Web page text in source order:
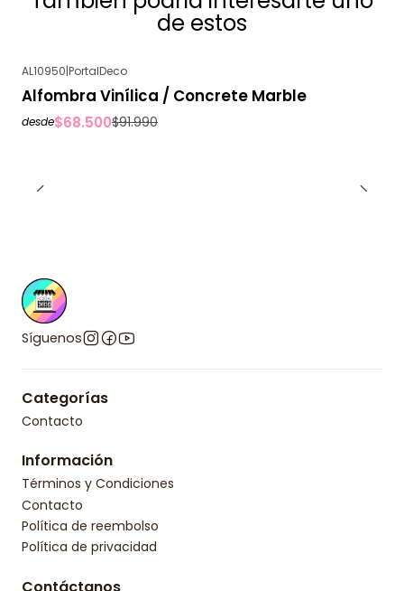
de estos
AL10950|PortalDeco
Alfombra Vinílica / Concrete Marble
desde$68.500$91.990
Síguenos
Categorías
Contacto
Información
Términos y Condiciones
Contacto
Política de reembolso
Política de privacidad
Contáctanos